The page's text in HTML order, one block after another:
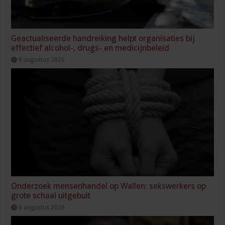
Geactualiseerde handreiking helpt organisaties bij
effectief alcohol-, drugs- en medicijnbeleid
8 augustus 2026
Onderzoek mensenhandel op Wallen: sekswerkers op
grote schaal uitgebuit
8 augustus 2026